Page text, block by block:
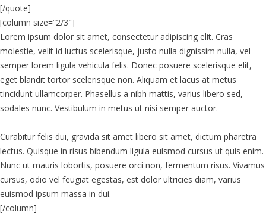
[/quote]
[column size=”2/3″]
Lorem ipsum dolor sit amet, consectetur adipiscing elit. Cras
molestie, velit id luctus scelerisque, justo nulla dignissim nulla, vel
semper lorem ligula vehicula felis. Donec posuere scelerisque elit,
eget blandit tortor scelerisque non. Aliquam et lacus at metus
tincidunt ullamcorper. Phasellus a nibh mattis, varius libero sed,
sodales nunc. Vestibulum in metus ut nisi semper auctor.
Curabitur felis dui, gravida sit amet libero sit amet, dictum pharetra
lectus. Quisque in risus bibendum ligula euismod cursus ut quis enim.
Nunc ut mauris lobortis, posuere orci non, fermentum risus. Vivamus
cursus, odio vel feugiat egestas, est dolor ultricies diam, varius
euismod ipsum massa in dui.
[/column]